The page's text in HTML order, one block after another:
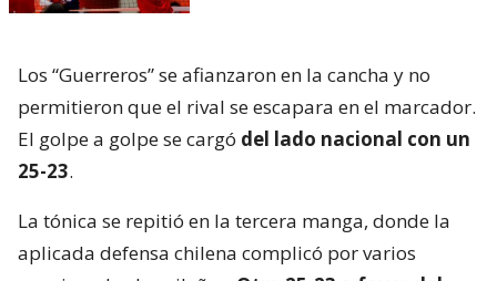
Los “Guerreros” se afianzaron en la cancha y no
permitieron que el rival se escapara en el marcador.
El golpe a golpe se cargó del lado nacional con un
25-23.
La tónica se repitió en la tercera manga, donde la
aplicada defensa chilena complicó por varios